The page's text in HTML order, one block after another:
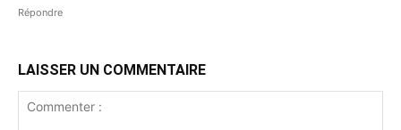
Répondre
LAISSER UN COMMENTAIRE